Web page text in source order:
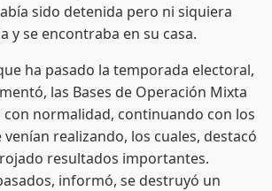
sido detenida pero ni siquiera
y se encontraba en su casa.
pasado la temporada electoral,
las Bases de Operación Mixta
normalidad, continuando con los
realizando, los cuales, destacó
resultados importantes.
informó, se destruyó un